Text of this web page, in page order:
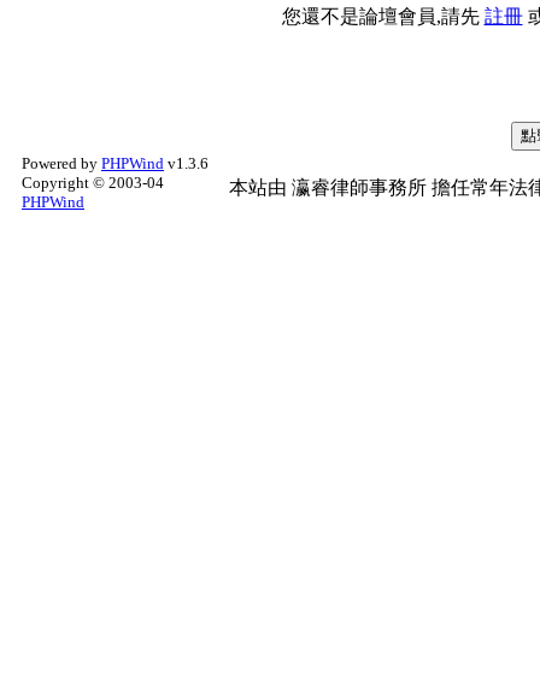
您還不是論壇會員,請先 註冊
Powered by PHPWind v1.3.6
Copyright © 2003-04
PHPWind
本站由 瀛睿律師事務所 擔任常年法